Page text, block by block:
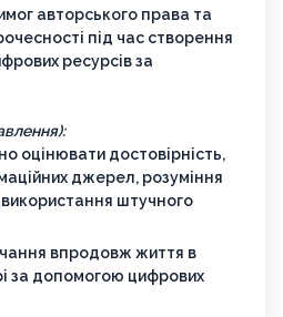
авторського права та
під час створення
ресурсів за
оцінювати достовірність,
джерел, розуміння
використання штучного
впродовж життя в
за допомогою цифрових